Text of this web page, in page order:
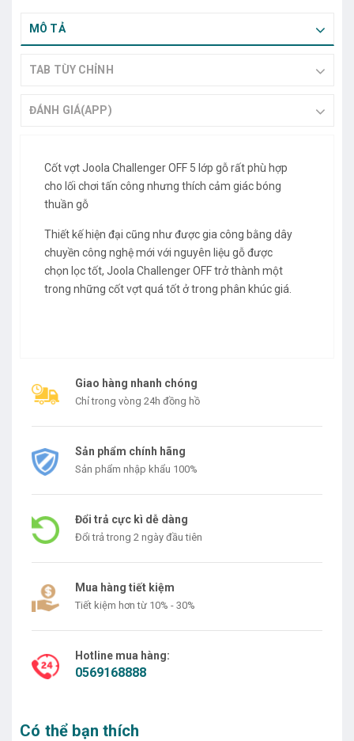
MÔ TẢ
TAB TÙY CHỈNH
ĐÁNH GIÁ(APP)
Cốt vợt Joola Challenger OFF 5 lớp gỗ rất phù hợp
cho lối chơi tấn công nhưng thích cảm giác bóng
thuần gỗ
Thiết kế hiện đại cũng như được gia công bằng dây
chuyền công nghệ mới với nguyên liệu gỗ được
chọn lọc tốt, Joola Challenger OFF trở thành một
trong những cốt vợt quá tốt ở trong phân khúc giá.
Giao hàng nhanh chóng
Chỉ trong vòng 24h đồng hồ
Sản phẩm chính hãng
Sản phẩm nhập khẩu 100%
Đổi trả cực kì dễ dàng
Đổi trả trong 2 ngày đầu tiên
Mua hàng tiết kiệm
Tiết kiệm hơn từ 10% - 30%
Hotline mua hàng:
0569168888
Có thể bạn thích